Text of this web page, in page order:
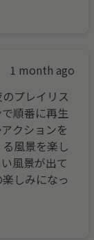
1 month ago
プレイリス
順番に再生
クションを
風景を楽し
風景が出て
しみになっ